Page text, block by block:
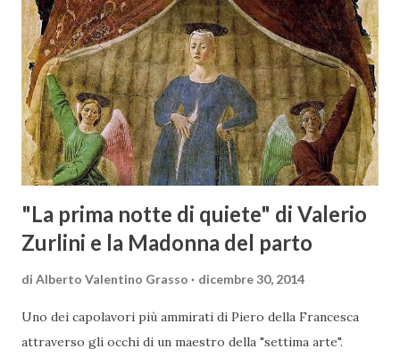
Scansano. Scopo dell’iniziativa è stato quello di promuovere
le eccellenze vitivinicole della regione in Austria, un
mercato dove il potenziale di crescita è ancora molto alto,
assistendo i produttori nella creazione di contatti
commerciali con gli operatori locali. Gli organizzatori
dell’evento, Christian Bauer, austriaco ed esperto di vini e
conoscitore dei mercati di lingua tedes...
"La prima notte di quiete" di Valerio
Zurlini e la Madonna del parto
di Alberto Valentino Grasso dicembre 30, 2014
Uno dei capolavori più ammirati di Piero della Francesca
attraverso gli occhi di un maestro della "settima arte".